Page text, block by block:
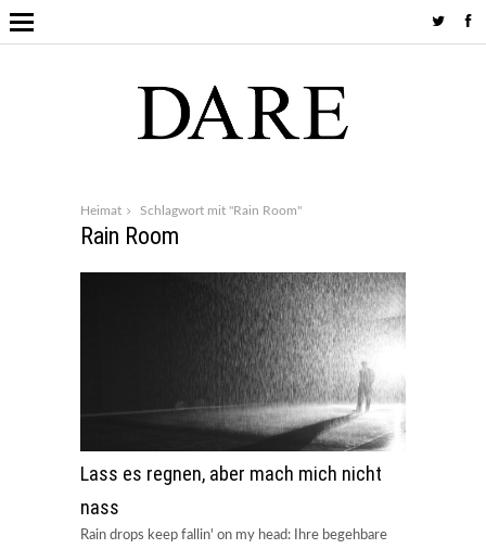
Heimat Schlagwort mit "Rain Room"
Rain Room
Lass es regnen, aber mach mich nicht
nass
Rain drops keep fallin' on my head: Ihre begehbare